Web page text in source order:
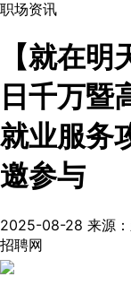
职场资讯
【就在
日千万暨
就业服务
邀参与
2025-08-28 来源
招聘网